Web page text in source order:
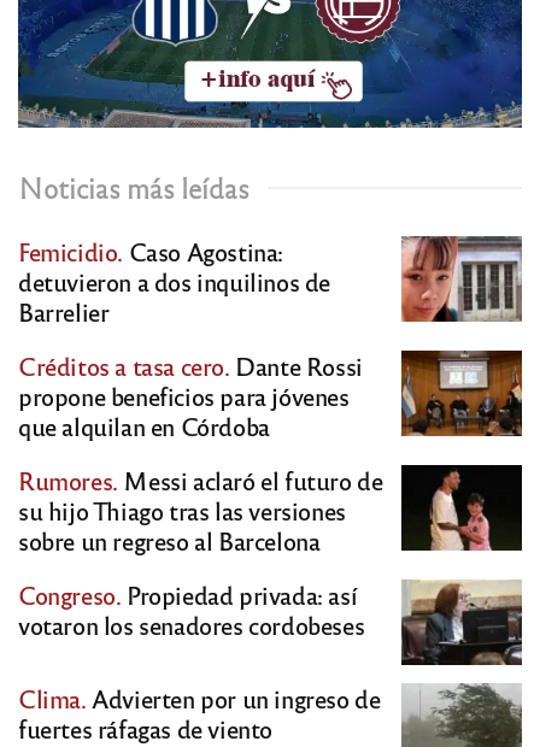
Noticias más leídas
Femicidio. Caso Agostina:
detuvieron a dos inquilinos de
Barrelier
Créditos a tasa cero. Dante Rossi
propone beneficios para jóvenes
que alquilan en Córdoba
Rumores. Messi aclaró el futuro de
su hijo Thiago tras las versiones
sobre un regreso al Barcelona
Congreso. Propiedad privada: así
votaron los senadores cordobeses
Clima. Advierten por un ingreso de
fuertes ráfagas de viento